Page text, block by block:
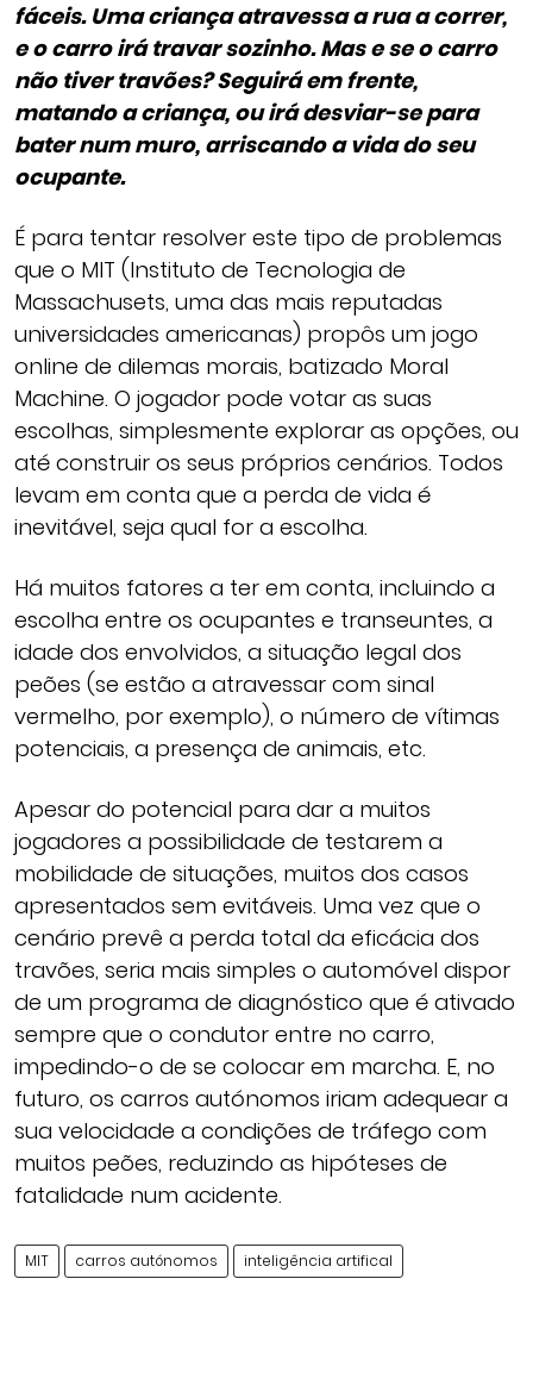
fáceis. Uma criança atravessa a rua a correr,
e o carro irá travar sozinho. Mas e se o carro
não tiver travões? Seguirá em frente,
matando a criança, ou irá desviar-se para
bater num muro, arriscando a vida do seu
ocupante.
É para tentar resolver este tipo de problemas
que o MIT (Instituto de Tecnologia de
Massachusets, uma das mais reputadas
universidades americanas) propôs um jogo
online de dilemas morais, batizado Moral
Machine. O jogador pode votar as suas
escolhas, simplesmente explorar as opções, ou
até construir os seus próprios cenários. Todos
levam em conta que a perda de vida é
inevitável, seja qual for a escolha.
Há muitos fatores a ter em conta, incluindo a
escolha entre os ocupantes e transeuntes, a
idade dos envolvidos, a situação legal dos
peões (se estão a atravessar com sinal
vermelho, por exemplo), o número de vítimas
potenciais, a presença de animais, etc.
Apesar do potencial para dar a muitos
jogadores a possibilidade de testarem a
mobilidade de situações, muitos dos casos
apresentados sem evitáveis. Uma vez que o
cenário prevê a perda total da eficácia dos
travões, seria mais simples o automóvel dispor
de um programa de diagnóstico que é ativado
sempre que o condutor entre no carro,
impedindo-o de se colocar em marcha. E, no
futuro, os carros autónomos iriam adequear a
sua velocidade a condições de tráfego com
muitos peões, reduzindo as hipóteses de
fatalidade num acidente.
MIT carros autónomos inteligência artifical